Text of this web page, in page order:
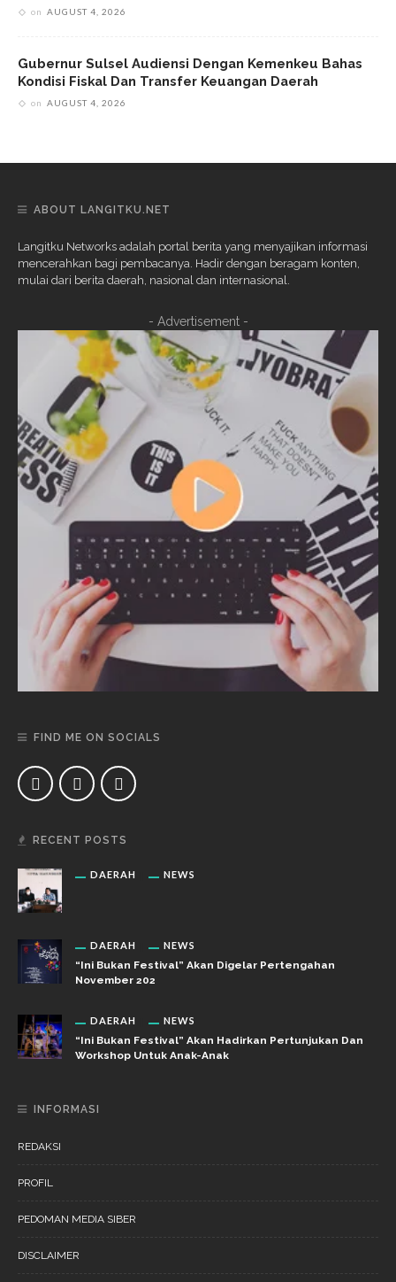
on AUGUST 4, 2026
Gubernur Sulsel Audiensi Dengan Kemenkeu Bahas
Kondisi Fiskal Dan Transfer Keuangan Daerah
on AUGUST 4, 2026
ABOUT LANGITKU.NET
Langitku Networks adalah portal berita yang menyajikan informasi
mencerahkan bagi pembacanya. Hadir dengan beragam konten,
mulai dari berita daerah, nasional dan internasional.
- Advertisement -
FIND ME ON SOCIALS
RECENT POSTS
DAERAH NEWS
DAERAH NEWS
“Ini Bukan Festival” Akan Digelar Pertengahan
November 202
DAERAH NEWS
“Ini Bukan Festival” Akan Hadirkan Pertunjukan Dan
Workshop Untuk Anak-Anak
INFORMASI
REDAKSI
PROFIL
PEDOMAN MEDIA SIBER
DISCLAIMER